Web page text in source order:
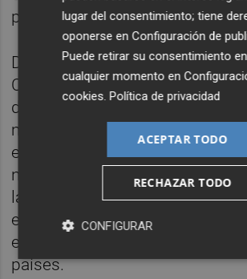
procesadores.
Dentro de su política de
Carmencita lanza este año la
de sus productos con un
moderno, con unos tapones
ergonómicos, que además
nombre de cada especia.
lanzará, con motivo del
empresa, una edición limitada
especias gourmet recogidas
países.
lugar del consentimiento; tiene
oponerse enConfiguración de
Puede retirar su consentimiento en
cualquier momento en
cookies .Política de privacidad
ACEPTAR TODO
RECHAZAR TODO
CONFIGURAR